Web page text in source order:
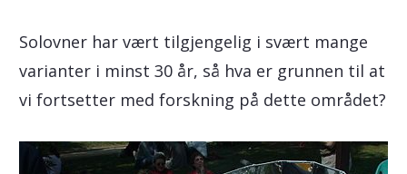
Solovner har vært tilgjengelig i svært mange
varianter i minst 30 år, så hva er grunnen til at
vi fortsetter med forskning på dette området?